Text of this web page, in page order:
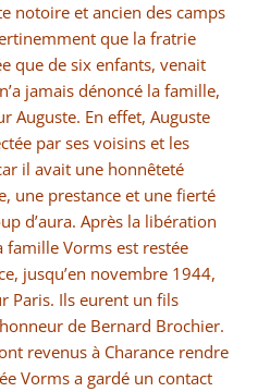
notoire et ancien des camps
que la fratrie
que de six enfants, venait
jamais dénoncé la famille,
Auguste. En effet, Auguste
par ses voisins et les
il avait une honnêteté
une prestance et une fierté
d’aura. Après la libération
famille Vorms est restée
jusqu’en novembre 1944,
Paris. Ils eurent un fils
de Bernard Brochier.
revenus à Charance rendre
Vorms a gardé un contact